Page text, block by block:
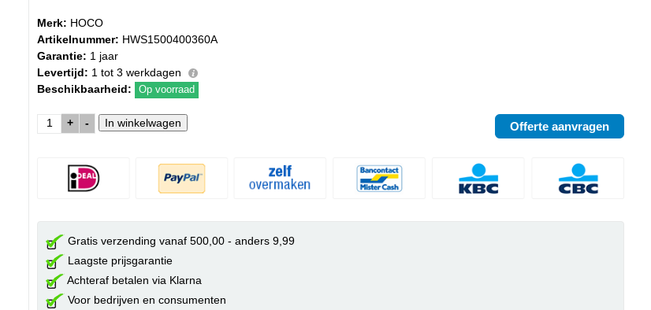
Merk: HOCO
Artikelnummer: HWS1500400360A
Garantie: 1 jaar
Levertijd: 1 tot 3 werkdagen
Beschikbaarheid:
Op voorraad
+ -
Gratis verzending vanaf 500,00 - anders 9,99
Laagste prijsgarantie
Achteraf betalen via Klarna
Voor bedrijven en consumenten